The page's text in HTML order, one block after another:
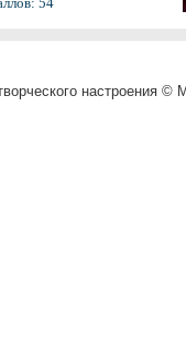
настроения